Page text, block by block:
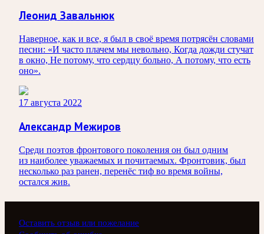
Леонид Завальнюк
Наверное, как и все, я был в своё время потрясён словами
песни: «И часто плачем мы невольно, Когда дожди стучат
в окно, Не потому, что сердцу больно, А потому, что есть
оно».
17 августа 2022
Александр Межиров
Среди поэтов фронтового поколения он был одним
из наиболее уважаемых и почитаемых. Фронтовик, был
несколько раз ранен, перенёс тиф во время войны,
остался жив.
Оставить отзыв или пожелание